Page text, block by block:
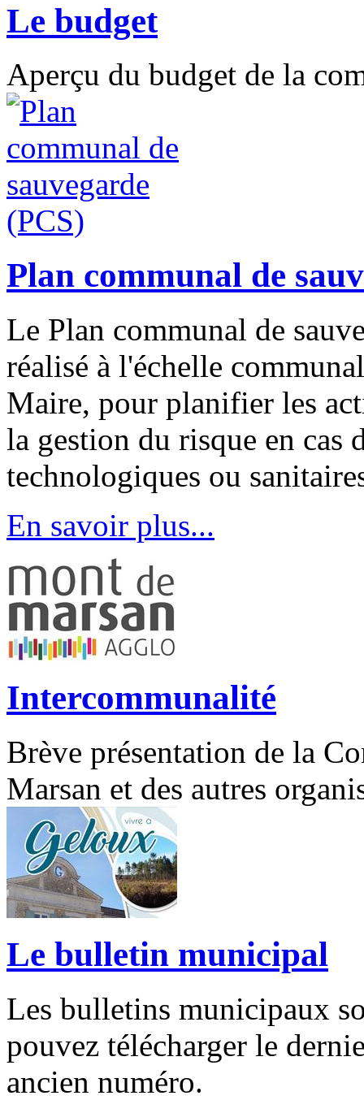
Le budget
Aperçu du budget de la
Plan communal de
Le Plan communal de
réalisé à l'échelle
Maire, pour planifier les
la gestion du risque en cas
technologiques ou
En savoir plus...
Intercommunalité
Brève présentation de la
Marsan et des autres
Le bulletin municipal
Les bulletins municipaux
pouvez télécharger le
ancien numéro.